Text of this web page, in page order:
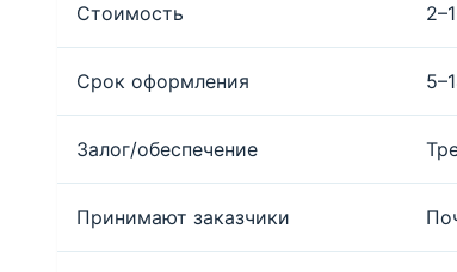
Стоимость
Срок оформления
Залог/обеспечение
Принимают заказчики